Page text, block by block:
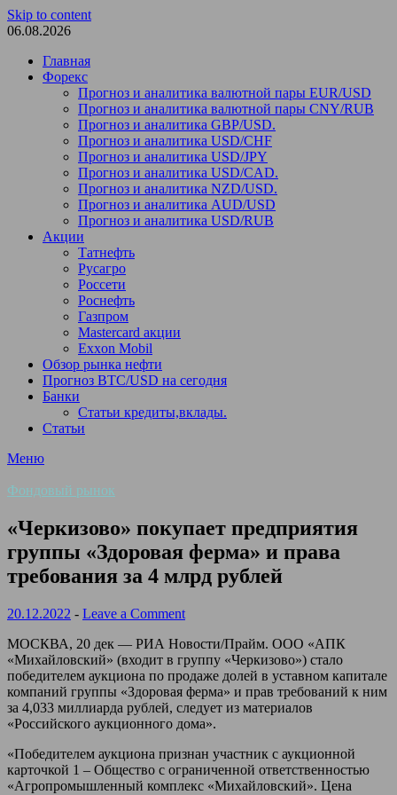
Skip to content
06.08.2026
Главная
Форекс
Прогноз и аналитика валютной пары EUR/USD
Прогноз и аналитика валютной пары CNY/RUB
Прогноз и аналитика GBP/USD.
Прогноз и аналитика USD/CHF
Прогноз и аналитика USD/JPY
Прогноз и аналитика USD/CAD.
Прогноз и аналитика NZD/USD.
Прогноз и аналитика AUD/USD
Прогноз и аналитика USD/RUB
Акции
Татнефть
Русагро
Россети
Роснефть
Газпром
Mastercard акции
Exxon Mobil
Обзор рынка нефти
Прогноз BTC/USD на сегодня
Банки
Статьи кредиты,вклады.
Статьи
Меню
Фондовый рынок
«Черкизово» покупает предприятия
группы «Здоровая ферма» и права
требования за 4 млрд рублей
20.12.2022 - Leave a Comment
МОСКВА, 20 дек — РИА Новости/Прайм. ООО «АПК
«Михайловский» (входит в группу «Черкизово») стало
победителем аукциона по продаже долей в уставном капитале
компаний группы «Здоровая ферма» и прав требований к ним
за 4,033 миллиарда рублей, следует из материалов
«Российского аукционного дома».
«Победителем аукциона признан участник с аукционной
карточкой 1 – Общество с ограниченной ответственностью
«Агропромышленный комплекс «Михайловский». Цена